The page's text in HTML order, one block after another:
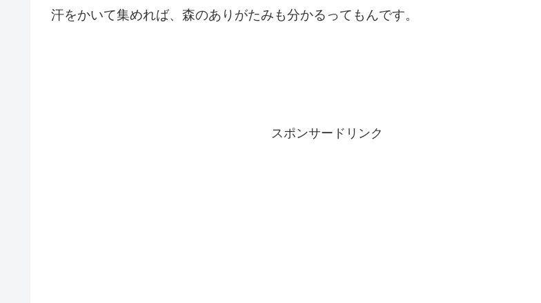
汗をかいて集めれば、森のありがたみも分かるってもんです。
スポンサードリンク